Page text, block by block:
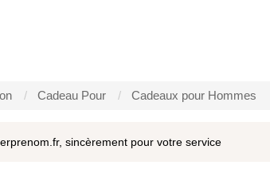
Cadeau Pour Cadeaux pour Hommes
sincèrement pour votre service